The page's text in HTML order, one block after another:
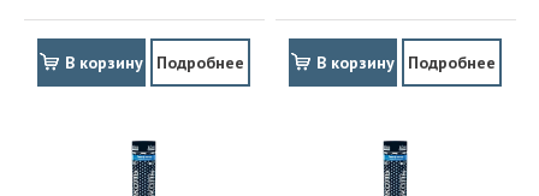
В корзину Подробнее В корзину Подробнее